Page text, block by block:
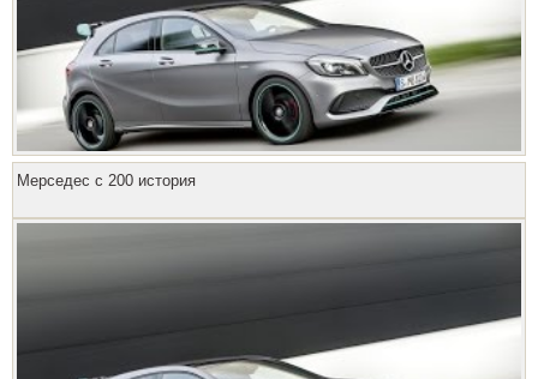
Мерседес с 200 история